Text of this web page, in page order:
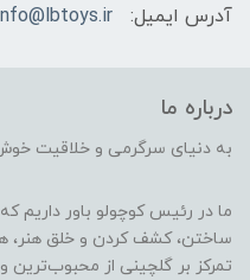
آدرس ایمیل:
درباره ما
به دنیای سرگرمی و خلاقیت
ما در رئیس کوچولو باور
ساختن، کشف کردن و خلق هنر،
تمرکز بر گلچینی از